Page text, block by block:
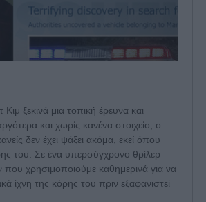
ξεκινά μια τοπική έρευνα και
και χωρίς κανένα στοιχείο, ο
δεν έχει ψάξει ακόμα, εκεί όπου
του. Σε ένα υπερσύγχρονο θρίλερ
χρησιμοποιούμε καθημερινά για να
ίχνη της κόρης του πριν εξαφανιστεί